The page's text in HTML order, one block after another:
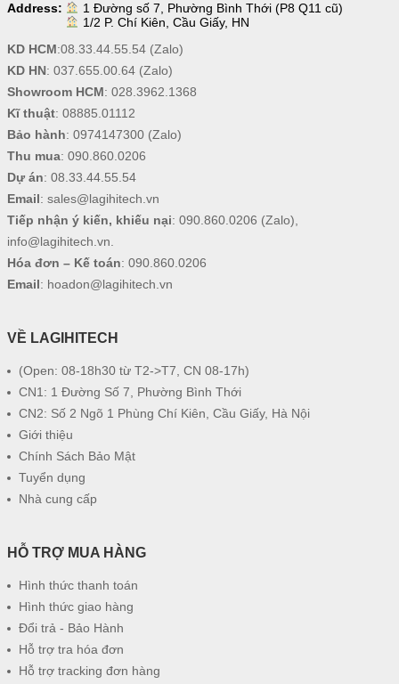
Address:
1 Đường số 7, Phường Bình Thới (P8 Q11 cũ)
1/2 P. Chí Kiên, Cầu Giấy, HN
KD HCM:08.33.44.55.54(Zalo)
KD HN: 037.655.00.64(Zalo)
Showroom HCM: 028.3962.1368
Kĩ thuật: 08885.01112
Bảo hành: 0974147300(Zalo)
Thu mua: 090.860.0206
Dự án: 08.33.44.55.54
Email: sales@lagihitech.vn
Tiếp nhận ý kiến, khiếu nại: 090.860.0206 (Zalo),
info@lagihitech.vn
Hóa đơn – Kế toán: 090.860.0206
Email: hoadon@lagihitech.vn
VỀ LAGIHITECH
(Open: 08-18h30 từ T2->T7, CN 08-17h)
CN1: 1 Đường Số 7, Phường Bình Thới
CN2: Số 2 Ngõ 1 Phùng Chí Kiên, Cầu Giấy, Hà Nội
Giới thiệu
Chính Sách Bảo Mật
Tuyển dụng
Nhà cung cấp
HỖ TRỢ MUA HÀNG
Hình thức thanh toán
Hình thức giao hàng
Đổi trả - Bảo Hành
Hỗ trợ tra hóa đơn
Hỗ trợ tracking đơn hàng